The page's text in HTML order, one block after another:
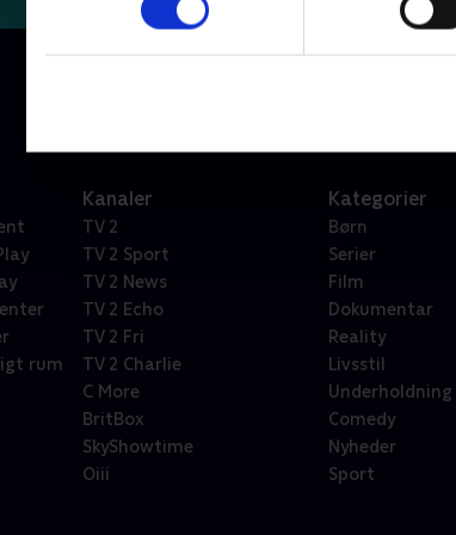
rum
Kanaler
TV 2
TV 2 Sport
TV 2 News
TV 2 Echo
TV 2 Fri
TV 2 Charlie
C More
BritBox
SkyShowtime
Oiii
Kategorier
Børn
Serier
Film
Dokumentar
Reality
Livsstil
Underholdning
Comedy
Nyheder
Sport